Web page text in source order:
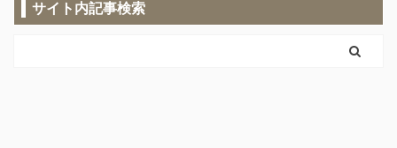
サイト内記事検索